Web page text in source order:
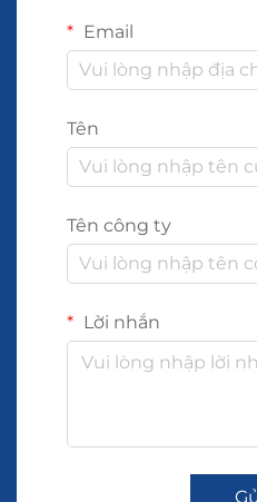
Email
Tên
Tên công ty
Lời nhắn